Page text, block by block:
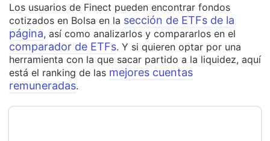
Los usuarios de Finect pueden encontrar fondos
cotizados en Bolsa en la sección de ETFs de la
página, así como analizarlos y compararlos en el
comparador de ETFs. Y si quieren optar por una
herramienta con la que sacar partido a la liquidez, aquí
está el ranking de las mejores cuentas
remuneradas.